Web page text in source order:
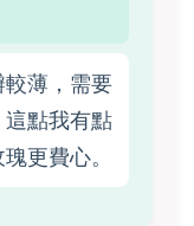
薄，需要
點我有點
更費心。